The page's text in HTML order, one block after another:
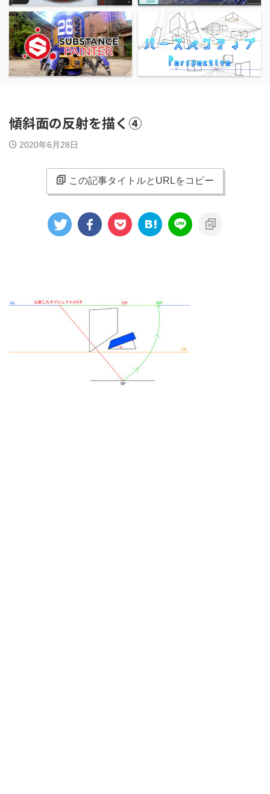
傾斜面の反射を描く④
2020年6月28日
この記事タイトルとURLをコピー